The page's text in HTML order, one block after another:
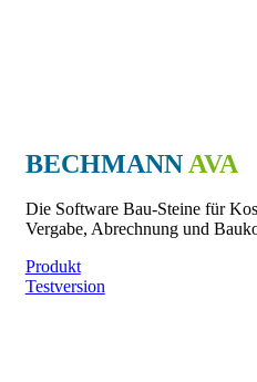
BECHMANN AVA
Die Software Bau-Steine für
Vergabe, Abrechnung und
Produkt
Testversion